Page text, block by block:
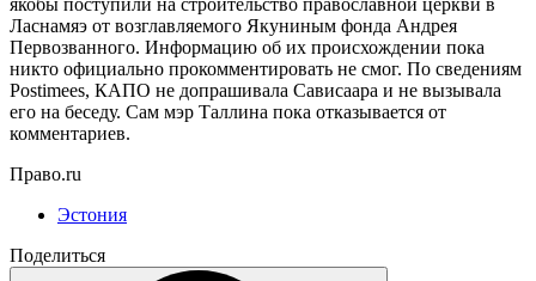
Ласнамяэ от возглавляемого Якуниным фонда Андрея
Первозванного. Информацию об их происхождении пока
никто официально прокомментировать не смог. По сведениям
Postimees, КАПО не допрашивала Сависаара и не вызывала
его на беседу. Сам мэр Таллина пока отказывается от
комментариев.
Право.ru
Эстония
Поделиться